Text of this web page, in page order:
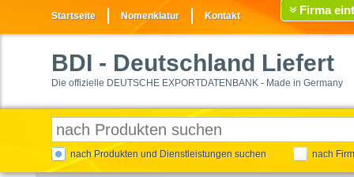
Startseite Nomenklatur Kontakt Firma
BDI - Deutschland Liefert
Die offizielle DEUTSCHE EXPORTDATENBANK - Made in Germany
nach Produkten und Dienstleistungen suchen nach